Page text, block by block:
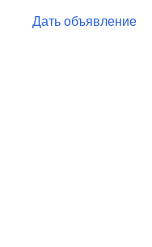
Дать объявление